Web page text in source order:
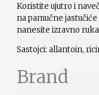
Koristite ujutro i
na pamučne
nanesite izravno
Sastojci: allantoin,
Brand